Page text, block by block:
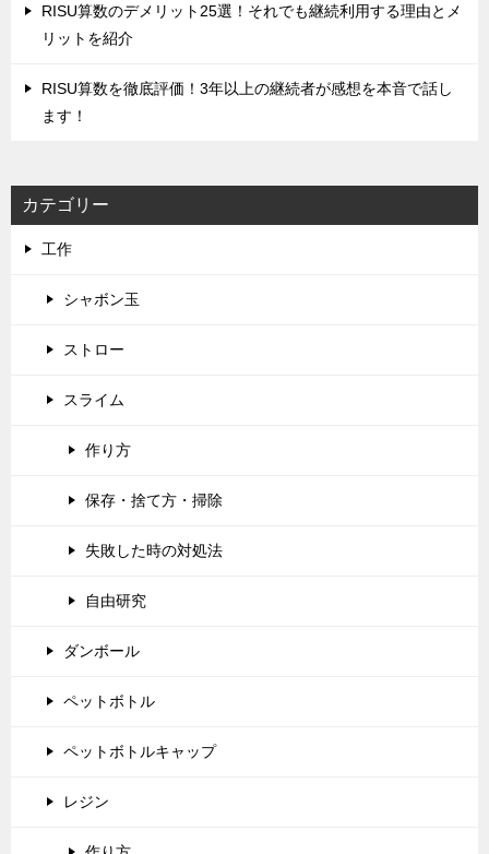
‌RISU算数のデメリット25選！それでも継続利用する理由とメ
リットを紹介
RISU算数を徹底評価！‌3年以上の継続者が感想を本音で話し
ます！
カテゴリー
工作
シャボン玉
ストロー
スライム
作り方
保存・捨て方・掃除
失敗した時の対処法
自由研究
ダンボール
ペットボトル
ペットボトルキャップ
レジン